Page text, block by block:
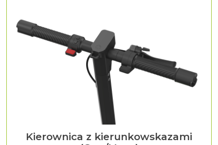
Kierownica z kierunkowskazami